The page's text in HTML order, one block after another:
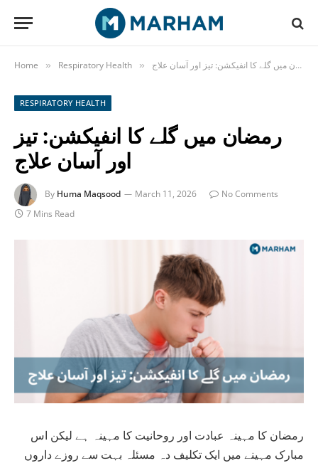
Home » Respiratory Health » رمضان میں گلے کا انفیکشن: تیز اور آسان علاج
RESPIRATORY HEALTH
رمضان میں گلے کا انفیکشن: تیز
اور آسان علاج
By Huma Maqsood March 11, 2026
No Comments
7 Mins Read
رمضان کا مہینہ عبادت اور روحانیت کا مہینہ ہے لیکن اس
مبارک مہینے میں ایک تکلیف دہ مسئلہ بہت سے روزے داروں